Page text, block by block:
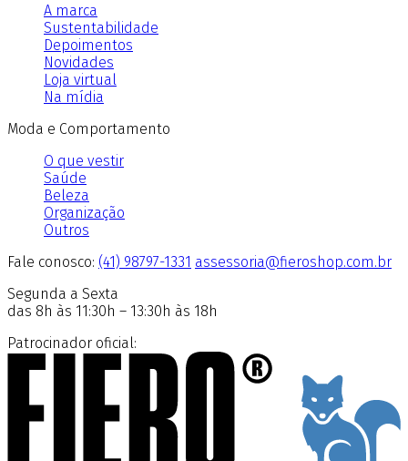
A marca
Sustentabilidade
Depoimentos
Novidades
Loja virtual
Na mídia
Moda e Comportamento
O que vestir
Saúde
Beleza
Organização
Outros
Fale conosco: (41) 98797-1331 assessoria@fieroshop.com.br
Segunda a Sexta
das 8h às 11:30h – 13:30h às 18h
Patrocinador oficial: